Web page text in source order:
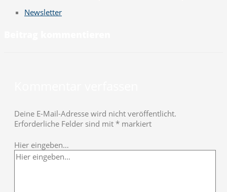
Newsletter
Deine E-Mail-Adresse wird nicht veröffentlicht.
Erforderliche Felder sind mit * markiert
Hier eingeben…